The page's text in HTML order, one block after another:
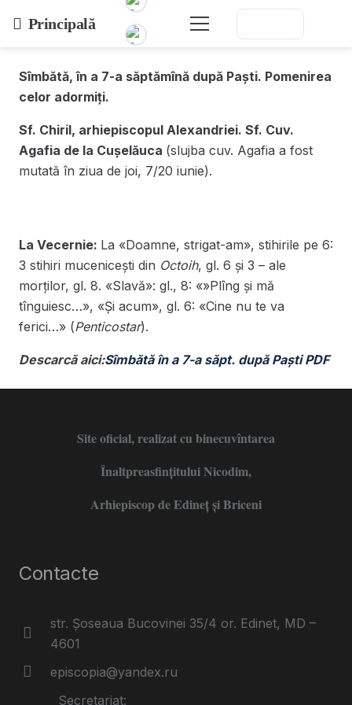
Principală
Sîmbătă, în a 7-a săptămînă după Paști. Pomenirea
celor adormiți.
Sf. Chiril, arhiepiscopul Alexandriei. Sf. Cuv.
Agafia de la Cușelăuca (slujba cuv. Agafia a fost
mutată în ziua de joi, 7/20 iunie).
La Vecernie: La «Doamne, strigat-am», stihirile pe 6:
3 stihiri mucenicești din Octoih, gl. 6 și 3 – ale
morților, gl. 8. «Slavă»: gl., 8: «»Plîng și mă
tînguiesc…», «Și acum», gl. 6: «Cine nu te va
ferici…» (Penticostar).
Descarcă aici:Sîmbătă în a 7-a săpt. după Paști PDF
Site oficial, realizat cu binecuvîntarea
Înaltpreasfințitului Nicodim,
Arhiepiscop de Edineţ şi Briceni
Contacte
str. Șoseaua Bucovinei 35/4 or. Edinet, MD –
4601
episcopia@yandex.ru
Secretariat: